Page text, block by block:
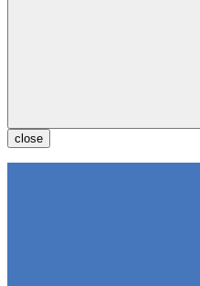
close